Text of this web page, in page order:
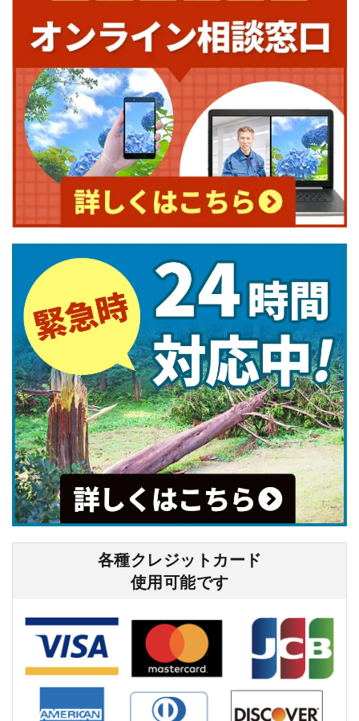
各種クレジットカード
使⽤可能です